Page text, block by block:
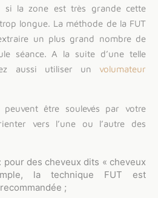
si la zone est très grande cette
longue. La méthode de la FUT
un plus grand nombre de
séance. A la suite d’une telle
aussi utiliser un volumateur
peuvent être soulevés par votre
vers l’une ou l’autre des
pour des cheveux dits « cheveux
la technique FUT est
;